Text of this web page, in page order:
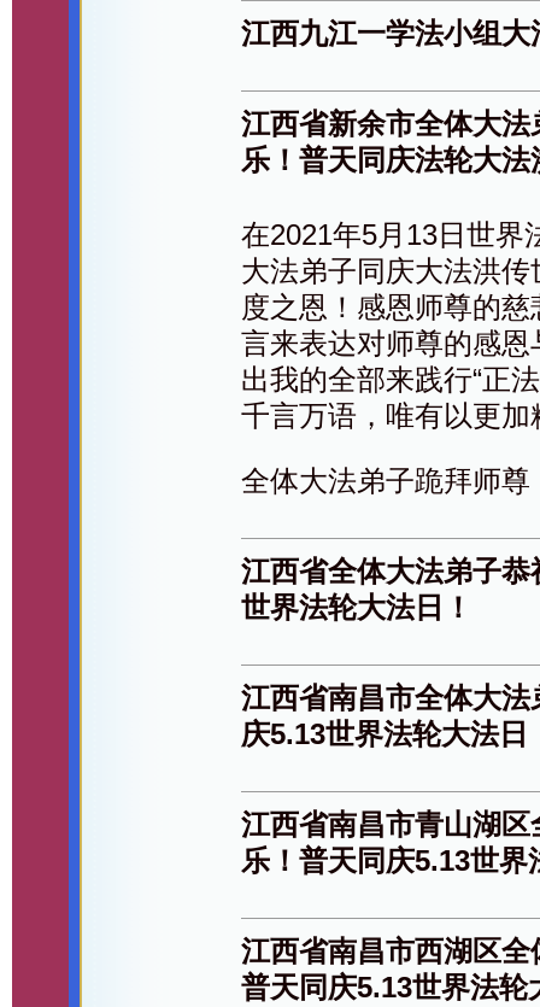
江西九江一学法小组
江西省新余市全体大
乐！普天同庆法轮大
在2021年5月13日世界
大法弟子同庆大法洪
度之恩！感恩师尊的
言来表达对师尊的感
出我的全部来践行“正
千言万语，唯有以更
全体大法弟子跪拜师尊
江西省全体大法弟子
世界法轮大法日！
江西省南昌市全体大
庆5.13世界法轮大法日
江西省南昌市青山湖
乐！普天同庆5.13世界
江西省南昌市西湖区
普天同庆5.13世界法轮